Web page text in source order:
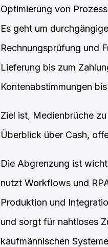
Optimierung von
Es geht um
Rechnungsprüfung und
Lieferung bis zum
Kontenabstimmungen
Ziel ist, Medienbrüche
Überblick über Cash,
Die Abgrenzung ist
nutzt Workflows und
Produktion und
und sorgt für nahtloses
kaufmännischen